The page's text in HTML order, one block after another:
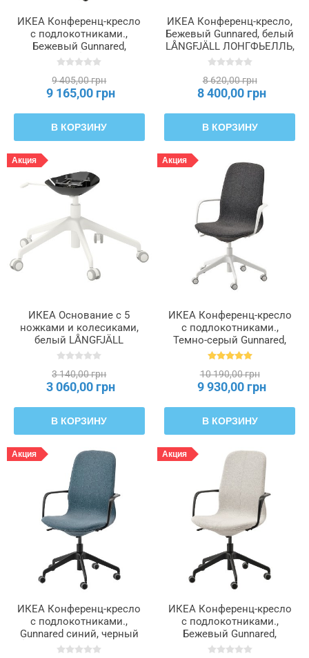
ИКЕА Конференц-кресло
с подлокотниками.,
Бежевый Gunnared,
черный LÅNGFJÄLL
9 405,00 грн
9 165,00 грн
В КОРЗИНУ
ИКЕА Конференц-кресло,
Бежевый Gunnared, белый
LÅNGFJÄLL ЛОНГФЬЕЛЛЬ,
092.524.80
8 620,00 грн
8 400,00 грн
В КОРЗИНУ
Акция
ИКЕА Основание с 5
ножками и колесиками,
белый LÅNGFJÄLL
ЛОНГФЬЕЛЛЬ, 704.105.36
3 140,00 грн
3 060,00 грн
В КОРЗИНУ
Акция
ИКЕА Конференц-кресло
с подлокотниками.,
Темно-серый Gunnared,
белый LÅNGFJÄLL
10 190,00 грн
9 930,00 грн
В КОРЗИНУ
Акция
ИКЕА Конференц-кресло
с подлокотниками.,
Gunnared синий, черный
LÅNGFJÄLL ЛОНГФЬЕЛЛЬ,
Акция
ИКЕА Конференц-кресло
с подлокотниками.,
Бежевый Gunnared,
черный LÅNGFJÄLL